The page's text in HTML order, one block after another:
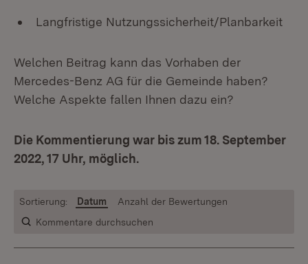
Langfristige Nutzungssicherheit/Planbarkeit
Welchen Beitrag kann das Vorhaben der
Mercedes-Benz AG für die Gemeinde haben?
Welche Aspekte fallen Ihnen dazu ein?
Die Kommentierung war bis zum 18. September
2022, 17 Uhr, möglich.
Kommentare durchsuchen
Sortierung: Datum Anzahl der Bewertungen